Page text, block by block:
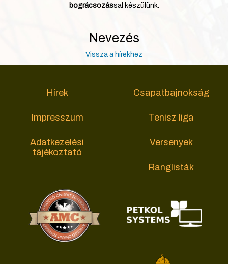
bográcsozással készülünk.
Nevezés
Vissza a hírekhez
Hírek
Impresszum
Adatkezelési
tájékoztató
Csapatbajnokság
Tenisz liga
Versenyek
Ranglisták